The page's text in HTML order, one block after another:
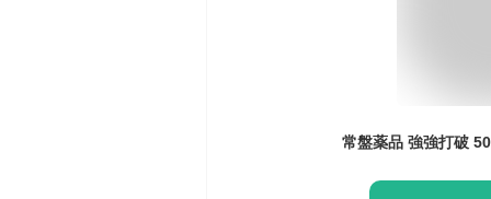
常盤薬品 強強打破